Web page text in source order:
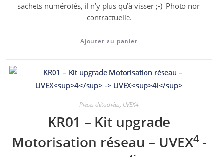
sachets numérotés, il n’y plus qu’à visser ;-). Photo non
contractuelle.
Ajouter au panier
Pièces détachées, UVEX4
KR01 – Kit upgrade
Motorisation réseau – UVEX4-